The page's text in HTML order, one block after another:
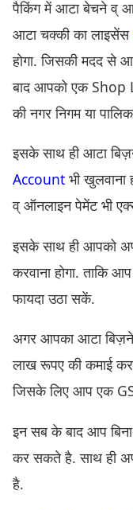
पैकिंग में आटा बेचने व्
आटा चक्की का लाइसेंस
होगा. जिसकी मदद से
बाद आपको एक Shop
की नगर निगम या
इसके साथ ही आटा
Account भी
व् ऑनलाइन पेमेंट भी
इसके साथ ही आपको
करवाना होगा. ताकि
फायदा उठा सकें.
अगर आपका आटा
लाख रूपए की कमाई कर
जिसके लिए आप एक
इन सब के बाद आप
कर सकते है. साथ ही
है.